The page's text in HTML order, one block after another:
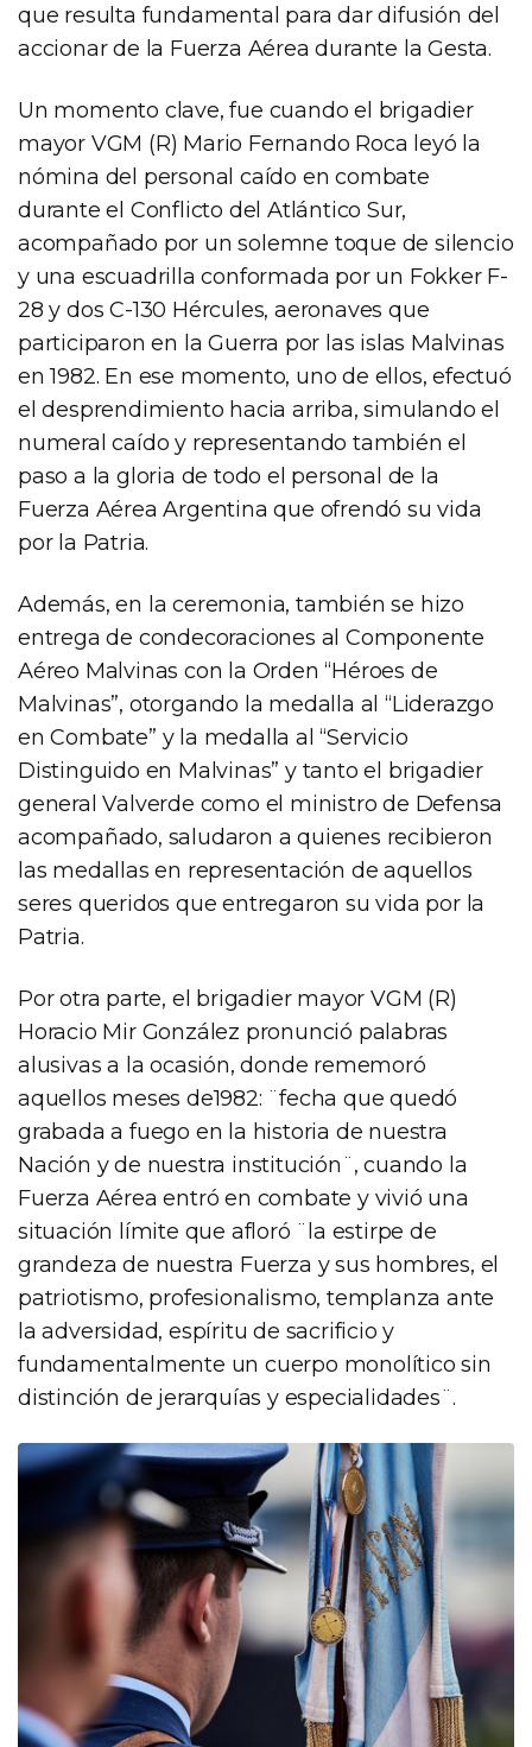
que resulta fundamental para dar difusión del
accionar de la Fuerza Aérea durante la Gesta.
Un momento clave, fue cuando el brigadier
mayor VGM (R) Mario Fernando Roca leyó la
nómina del personal caído en combate
durante el Conflicto del Atlántico Sur,
acompañado por un solemne toque de silencio
y una escuadrilla conformada por un Fokker F-
28 y dos C-130 Hércules, aeronaves que
participaron en la Guerra por las islas Malvinas
en 1982. En ese momento, uno de ellos, efectuó
el desprendimiento hacia arriba, simulando el
numeral caído y representando también el
paso a la gloria de todo el personal de la
Fuerza Aérea Argentina que ofrendó su vida
por la Patria.
Además, en la ceremonia, también se hizo
entrega de condecoraciones al Componente
Aéreo Malvinas con la Orden “Héroes de
Malvinas”, otorgando la medalla al “Liderazgo
en Combate” y la medalla al “Servicio
Distinguido en Malvinas” y tanto el brigadier
general Valverde como el ministro de Defensa
acompañado, saludaron a quienes recibieron
las medallas en representación de aquellos
seres queridos que entregaron su vida por la
Patria.
Por otra parte, el brigadier mayor VGM (R)
Horacio Mir González pronunció palabras
alusivas a la ocasión, donde rememoró
aquellos meses de1982: ¨fecha que quedó
grabada a fuego en la historia de nuestra
Nación y de nuestra institución¨, cuando la
Fuerza Aérea entró en combate y vivió una
situación límite que afloró ¨la estirpe de
grandeza de nuestra Fuerza y sus hombres, el
patriotismo, profesionalismo, templanza ante
la adversidad, espíritu de sacrificio y
fundamentalmente un cuerpo monolítico sin
distinción de jerarquías y especialidades¨.